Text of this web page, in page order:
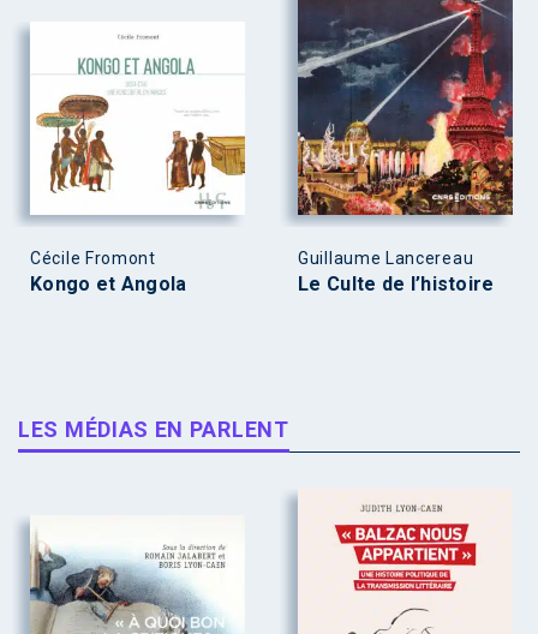
Cécile Fromont
Kongo et Angola
Guillaume Lancereau
Le Culte de l’histoire
LES MÉDIAS EN PARLENT